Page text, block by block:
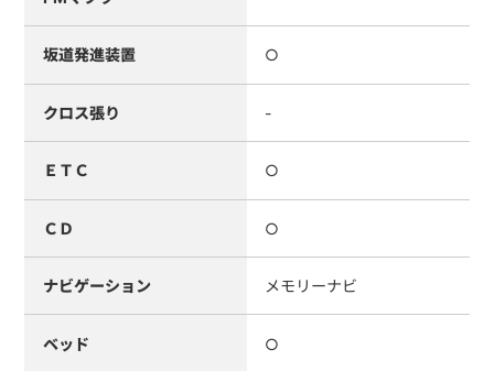
坂道発進装置 ○
クロス張り -
ＥＴＣ ○
ＣＤ ○
ナビゲーション メモリーナビ
ベッド ○